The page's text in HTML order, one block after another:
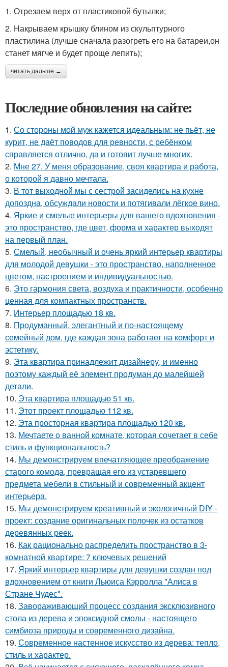
1. Отрезаем верх от пластиковой бутылки;
2. Накрываем крышку блином из скульптурного
пластилина (лучше сначала разогреть его на батареи,он
станет мягче и будет проще лепить);
читать дальше →
Последние обновления на сайте:
1. Со стороны мой муж кажется идеальным: не пьёт, не
курит, не даёт поводов для ревности, с ребёнком
справляется отлично, да и готовит лучше многих.
2. Мне 27. У меня образование, своя квартира и работа,
о которой я давно мечтала.
3. В тот выходной мы с сестрой засиделись на кухне
допоздна, обсуждали новости и потягивали лёгкое вино.
4. Яркие и смелые интерьеры для вашего вдохновения -
это пространство, где цвет, форма и характер выходят
на первый план.
5. Смелый, необычный и очень яркий интерьер квартиры
для молодой девушки - это пространство, наполненное
цветом, настроением и индивидуальностью.
6. Это гармония света, воздуха и практичности, особенно
ценная для компактных пространств.
7. Интерьер площадью 18 кв.
8. Продуманный, элегантный и по-настоящему
семейный дом, где каждая зона работает на комфорт и
эстетику.
9. Эта квартира принадлежит дизайнеру, и именно
поэтому каждый её элемент продуман до малейшей
детали.
10. Эта квартира площадью 51 кв.
11. Этот проект площадью 112 кв.
12. Эта просторная квартира площадью 120 кв.
13. Мечтаете о ванной комнате, которая сочетает в себе
стиль и функциональность?
14. Мы демонстрируем впечатляющее преображение
старого комода, превращая его из устаревшего
предмета мебели в стильный и современный акцент
интерьера.
15. Мы демонстрируем креативный и экологичный DIY -
проект: создание оригинальных полочек из остатков
деревянных реек.
16. Как рационально распределить пространство в 3-
комнатной квартире: 7 ключевых решений
17. Яркий интерьер квартиры для девушки создан под
вдохновением от книги Льюиса Кэрролла "Алиса в
Стране Чудес".
18. Завораживающий процесс создания эксклюзивного
стола из дерева и эпоксидной смолы - настоящего
симбиоза природы и современного дизайна.
19. Современное настенное искусство из дерева: тепло,
стиль и характер.